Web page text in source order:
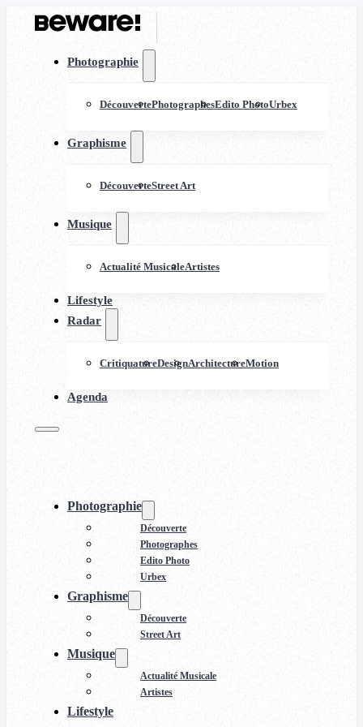
Photographie
DécouvertePhotographesEdito PhotoUrbex
Graphisme
DécouverteStreet Art
Musique
Actualité MusicaleArtistes
Lifestyle
Radar
CritiquatureDesignArchitectureMotion
Agenda
Photographie
Découverte
Photographes
Edito Photo
Urbex
Graphisme
Découverte
Street Art
Musique
Actualité Musicale
Artistes
Lifestyle